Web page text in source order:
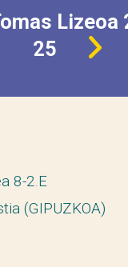
Lizeoa
25
8-2.E
(GIPUZKOA)